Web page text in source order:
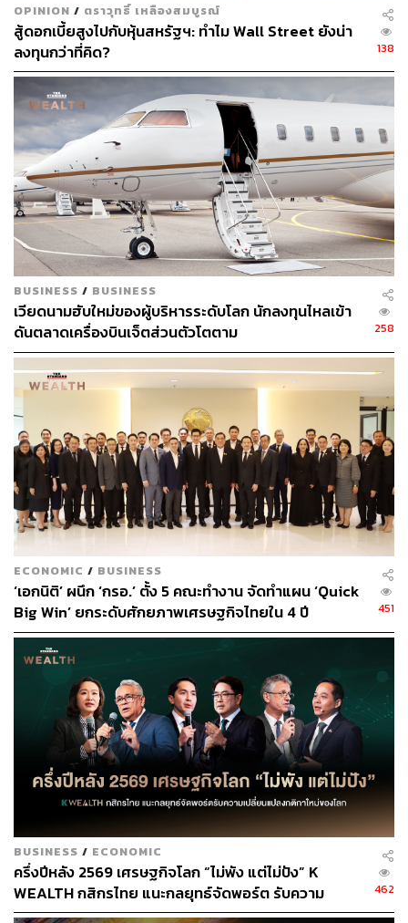
สำหรับวันนี้ ตลาดจะติดตามแนวโน้มการฟื้นตัวของตลาด
แรงงานสหรัฐฯ เป็นสำคัญ โดยการจ้างงานอาจได้รับผลกระ
ทบจากการระบาดระลอกใหม่บ้าง แต่โดยรวมยอดการจ้าง
งานนอกภาคเกษตรกรรมเดือนกรกฎาคมจะเพิ่มขึ้นกว่า 8
แสนตำแหน่ง หนุนให้อัตราว่างงานลดลงเหลือ 5.7% นอก
เหนือจากรายงานข้อมูลเศรษฐกิจ ตลาดจะจับตารายงานผล
ประกอบการของบรรดาบริษัทจดทะเบียน โดยผลประกอบ
การที่แข็งแกร่งและดีกว่าคาดจะช่วยพยุงบรรยากาศการ
ลงทุนได้
ส่วนในฝั่งเอเชีย ปัญหาการระบาดของโควิดระลอกใหม่จะส่ง
ผลให้เศรษฐกิจในโซนเอเชียมีแนวโน้มชะลอตัวลงในระยะ
สั้น กดดันให้บรรดาธนาคารกลางในเอเชียเลือกที่จะใช้
นโยบายการเงินที่ผ่อนคลายต่อไป โดยธนาคารกลางอินเดีย
(RBI) มีแนวโน้มที่จะคงอัตราดอกเบี้ยนโยบาย (Repurchase
เริ่มดีขึ้น หลังเกิด Natural Herd Immunity แต่ก็แลกมาด้วย
ความสูญเสียทางเศรษฐกิจและสังคมมหาศาล
สำหรับแนวโน้มค่าเงินบาทยังคงมีแนวโน้มอ่อนค่าอยู่จาก
ปัญหาการระบาดของโควิด รวมถึงแรงซื้อดอลลาร์จากฝั่ง
ผู้นำเข้าที่อาจเข้ามาเร่งปิดความเสี่ยง เนื่องจากกังวลว่าเงิน
บาทอาจจะอ่อนค่าเร็วและแรง
“เรามองว่าในระยะสั้นอาจเห็นเงินบาทอ่อนค่าไปได้ถึง 33.50
บาทต่อดอลลาร์ได้ไม่ยาก หากสถานการณ์การระบาดยังคง
เลวร้ายต่อเนื่องและเงินดอลลาร์ยังคงมีโมเมนตัมขาขึ้นอยู่
ซึ่งอาจจะหนุนด้วยถ้อยแถลงของบรรดาเจ้าหน้าที่ Fed ที่ต่าง
ออกมาสนับสนุนการทยอยลด QE ในปีนี้ หรือรายงานข้อมูล
เศรษฐกิจสหรัฐฯ พลิกกลับมาดีกว่าคาด ในขณะที่แนวโน้ม
เศรษฐกิจในภูมิภาคอื่นๆ โดยเฉพาะยุโรป อาจชะลอตัวลง
จากปัญหาการระบาดของโควิด”
นอกจากนี้ยังมองไม่เห็นโอกาสที่เงินบาทจะพลิกกลับเทรนด์
มาแข็งค่าได้ในเร็วๆ นี้ ทำให้ค่าเงินบาทยังเผชิญแรงกดดันฝั่ง
อ่อนค่าได้อย่างต่อเนื่อง จนกว่าสถานการณ์การระบาดจะเริ่ม
มีทิศทางดีขึ้น ซึ่งอาจต้องรอในช่วงต้นเดือนกันยายน โดย
กรอบเงินบาทวันนี้คาดว่าจะอยู่ที่ระดับ 33.25-33.35 บาทต่อ
ดอลลาร์
สามารถติดตาม THE STANDARD WEALTH
OPINION / ตราวุทธิ์ เหลืองสมบูรณ์
สู้ดอกเบี้ยสูงไปกับหุ้นสหรัฐฯ: ทำไม Wall Street ยังน่า
ลงทุนกว่าที่คิด?
138
BUSINESS / BUSINESS
เวียดนามฮับใหม่ของผู้บริหารระดับโลก นักลงทุนไหลเข้า
ดันตลาดเครื่องบินเจ็ตส่วนตัวโตตาม
258
ECONOMIC / BUSINESS
‘เอกนิติ’ ผนึก ‘กรอ.’ ตั้ง 5 คณะทำงาน จัดทำแผน ‘Quick
Big Win’ ยกระดับศักยภาพเศรษฐกิจไทยใน 4 ปี
451
BUSINESS / ECONOMIC
ครึ่งปีหลัง 2569 เศรษฐกิจโลก “ไม่พัง แต่ไม่ปัง” K
WEALTH กสิกรไทย แนะกลยุทธ์จัดพอร์ต รับความ
เปลี่ยนแปลงกติกาใหม่ของโลก
462